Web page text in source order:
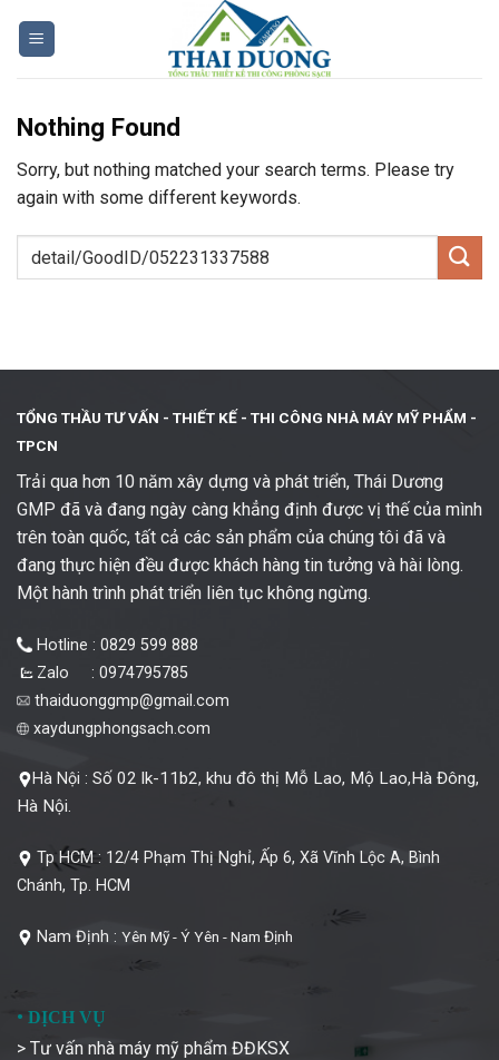
Nothing Found
Sorry, but nothing matched your search terms. Please try
again with some different keywords.
TỔNG THẦU TƯ VẤN - THIẾT KẾ - THI CÔNG NHÀ MÁY MỸ PHẨM -
TPCN
Trải qua hơn 10 năm xây dựng và phát triển, Thái Dương
GMP đã và đang ngày càng khẳng định được vị thế của mình
trên toàn quốc, tất cả các sản phẩm của chúng tôi đã và
đang thực hiện đều được khách hàng tin tưởng và hài lòng.
Một hành trình phát triển liên tục không ngừng.
Hotline : 0829 599 888
Zalo : 0974795785
thaiduonggmp@gmail.com
xaydungphongsach.com
Hà Nội : Số 02 lk-11b2, khu đô thị Mỗ Lao, Mộ Lao,Hà Đông,
Hà Nội.
Tp HCM : 12/4 Phạm Thị Nghỉ, Ấp 6, Xã Vĩnh Lộc A, Bình
Chánh, Tp. HCM
Nam Định : Yên Mỹ - Ý Yên - Nam Định
• DỊCH VỤ
> Tư vấn nhà máy mỹ phẩm ĐĐKSX